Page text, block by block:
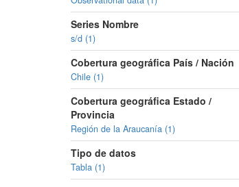
Series Nombre
s/d (1)
Cobertura geográfica País / Nación
Chile (1)
Cobertura geográfica Estado /
Provincia
Región de la Araucanía (1)
Tipo de datos
Tabla (1)